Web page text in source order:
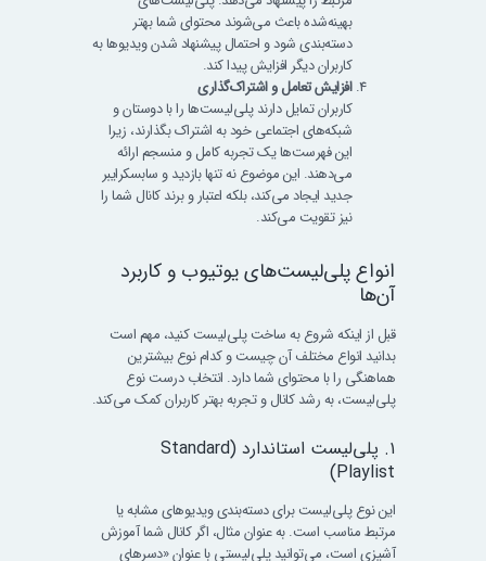
بهینه‌شده باعث می‌شوند محتوای شما بهتر
دسته‌بندی شود و احتمال پیشنهاد شدن ویدیوها به
کاربران دیگر افزایش پیدا کند.
افزایش تعامل و اشتراک‌گذاری
کاربران تمایل دارند پلی‌لیست‌ها را با دوستان و
شبکه‌های اجتماعی خود به اشتراک بگذارند، زیرا
این فهرست‌ها یک تجربه کامل و منسجم ارائه
می‌دهند. این موضوع نه تنها بازدید و سابسکرایبر
جدید ایجاد می‌کند، بلکه اعتبار و برند کانال شما را
نیز تقویت می‌کند.
انواع پلی‌لیست‌های یوتیوب و کاربرد
آن‌ها
قبل از اینکه شروع به ساخت پلی‌لیست کنید، مهم است
بدانید انواع مختلف آن چیست و کدام نوع بیشترین
هماهنگی را با محتوای شما دارد. انتخاب درست نوع
پلی‌لیست، به رشد کانال و تجربه بهتر کاربران کمک می‌کند.
۱. پلی‌لیست استاندارد (Standard
Playlist)
این نوع پلی‌لیست برای دسته‌بندی ویدیوهای مشابه یا
مرتبط مناسب است. به عنوان مثال، اگر کانال شما آموزش
آشپزی است، می‌توانید پلی‌لیستی با عنوان «دسرهای